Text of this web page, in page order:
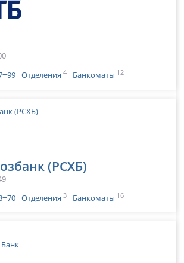
Отделения 4 Банкоматы 12
(РСХБ)
Отделения 3 Банкоматы 16